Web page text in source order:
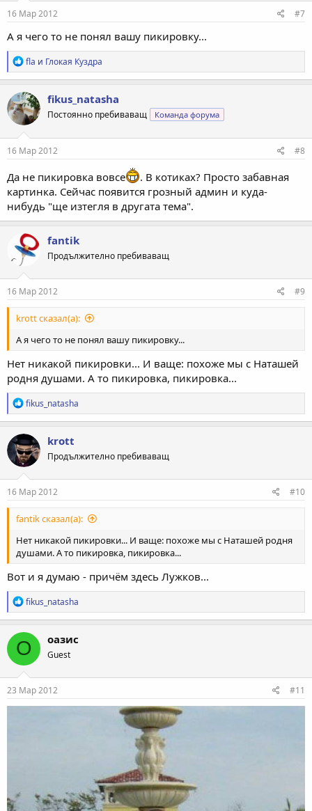
16 Мар 2012 #7
А я чего то не понял вашу пикировку...
Р
е
а
к
ц
и
и
:
fla и Глокая Куздра
fikus_natasha
Постоянно пребиваващ Команда форума
16 Мар 2012 #8
Да не пикировка вовсе
. В котиках? Просто забавная
картинка. Сейчас появится грозный админ и куда-
нибудь "ще изтегля в другата тема".
fantik
Продължително пребиваващ
16 Мар 2012 #9
krott сказал(а):
А я чего то не понял вашу пикировку...
Нет никакой пикировки... И ваще: похоже мы с Наташей
родня душами. А то пикировка, пикировка...
Р
е
а
к
ц
и
и
:
fikus_natasha
krott
Продължително пребиваващ
16 Мар 2012 #10
fantik сказал(а):
Нет никакой пикировки... И ваще: похоже мы с Наташей родня
душами. А то пикировка, пикировка...
Вот и я думаю - причём здесь Лужков...
Р
е
а
к
ц
и
и
:
fikus_natasha
О оазис
Guest
23 Мар 2012 #11